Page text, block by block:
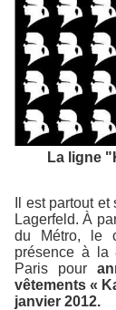
La ligne
Il est partout
Lagerfeld. À
du Métro, le
présence à la
Paris pour
vêtements «
janvier 2012.